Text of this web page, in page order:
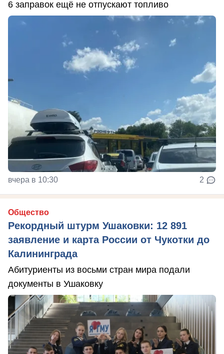
6 заправок ещё не отпускают топливо
вчера в 10:30 2
Общество
Рекордный штурм Ушаковки: 12 891
заявление и карта России от Чукотки до
Калининграда
Абитуриенты из восьми стран мира подали
документы в Ушаковку